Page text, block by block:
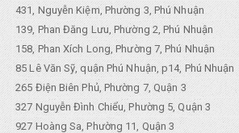
431, Nguyễn Kiệm, Phường 3, Phú Nhuận
139, Phan Đăng Lưu, Phường 2, Phú Nhuận
158, Phan Xích Long, Phường 7, Phú Nhuận
85 Lê Văn Sỹ, quận Phú Nhuận, p14, Phú Nhuận
265 Điện Biên Phủ, Phường 7, Quận 3
327 Nguyễn Đình Chiểu, Phường 5, Quận 3
927 Hoàng Sa, Phường 11, Quận 3